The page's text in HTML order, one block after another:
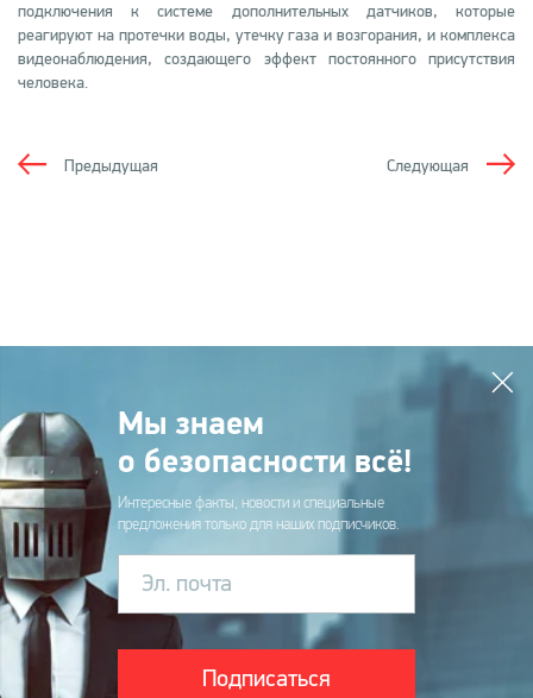
подключения к системе дополнительных датчиков, которые
реагируют на протечки воды, утечку газа и возгорания, и комплекса
видеонаблюдения, создающего эффект постоянного присутствия
человека.
Следующая
Предыдущая
Мы знаем
о безопасности всё!
Интересные факты, новости и специальные
предложения только для наших подписчиков.
Эл. почта
Подписаться